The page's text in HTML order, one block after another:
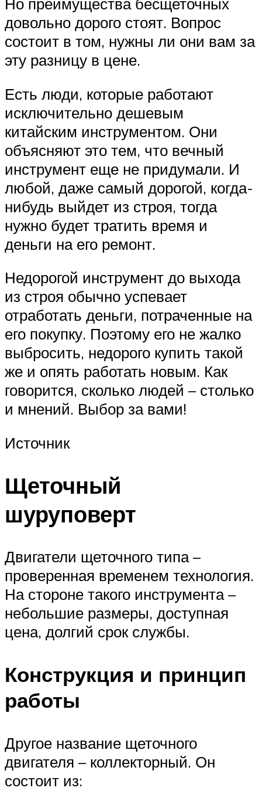
довольно дорого стоят. Вопрос
состоит в том, нужны ли они вам за
эту разницу в цене.
Есть люди, которые работают
исключительно дешевым
китайским инструментом. Они
объясняют это тем, что вечный
инструмент еще не придумали. И
любой, даже самый дорогой, когда-
нибудь выйдет из строя, тогда
нужно будет тратить время и
деньги на его ремонт.
Недорогой инструмент до выхода
из строя обычно успевает
отработать деньги, потраченные на
его покупку. Поэтому его не жалко
выбросить, недорого купить такой
же и опять работать новым. Как
говорится, сколько людей – столько
и мнений. Выбор за вами!
Источник
Щеточный
шуруповерт
Двигатели щеточного типа –
проверенная временем технология.
На стороне такого инструмента –
небольшие размеры, доступная
цена, долгий срок службы.
Конструкция и принцип
работы
Другое название щеточного
двигателя – коллекторный. Он
состоит из: